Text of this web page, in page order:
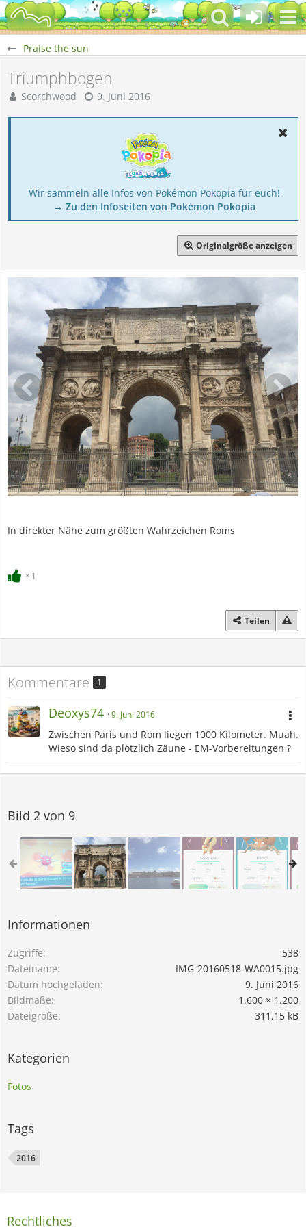
Praise the sun
Triumphbogen
Scorchwood 9. Juni 2016
Wir sammeln alle Infos von Pokémon Pokopia für euch!
→ Zu den Infoseiten von Pokémon Pokopia
Originalgröße anzeigen
In direkter Nähe zum größten Wahrzeichen Roms
1
Teilen
Kommentare 1
Deoxys74 9. Juni 2016
Zwischen Paris und Rom liegen 1000 Kilometer. Muah.
Wieso sind da plötzlich Zäune - EM-Vorbereitungen ?
Bild 2 von 9
Informationen
Zugriffe
538
Dateiname
IMG-20160518-WA0015.jpg
Datum hochgeladen
9. Juni 2016
Bildmaße
1.600 × 1.200
Dateigröße
311,15 kB
Kategorien
Fotos
Tags
2016
Rechtliches